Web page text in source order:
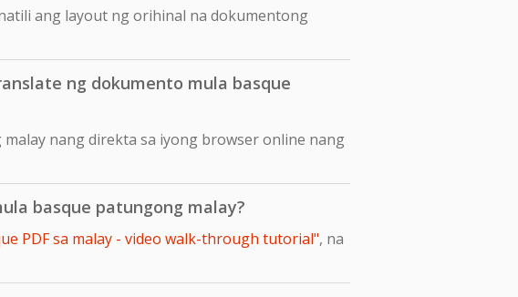
ang layout ng orihinal na dokumentong
ng dokumento mula basque
nang direkta sa iyong browser online nang
basque patungong malay?
PDF sa malay - video walk-through tutorial", na